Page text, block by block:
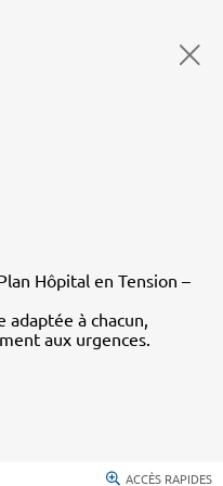
Hôpital en Tension –
adaptée à chacun,
aux urgences.
ACCÈS RAPIDES